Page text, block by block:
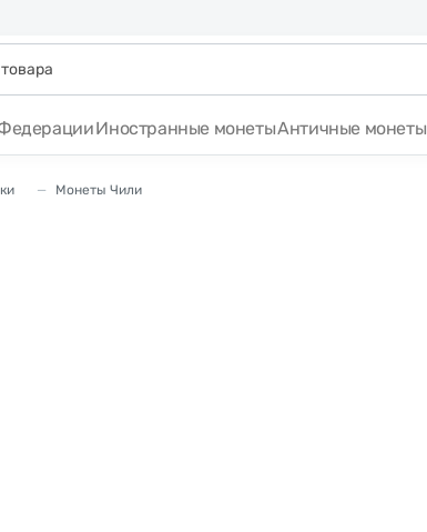
Иностранные монетыАнтичные монеты
Монеты Чили